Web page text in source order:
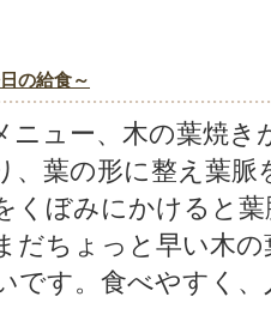
の給食～
ュー、木の葉焼き
、葉の形に整え葉
くぼみにかけると
だちょっと早い木
です。食べやすく